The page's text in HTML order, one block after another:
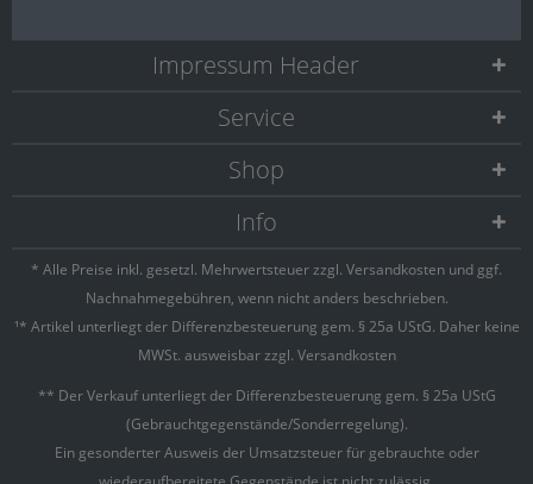
Service
Shop
Info
Impressum Header
* Alle Preise inkl. gesetzl. Mehrwertsteuer zzgl. Versandkosten und ggf.
Nachnahmegebühren, wenn nicht anders beschrieben.
¹* Artikel unterliegt der Differenzbesteuerung gem. § 25a UStG. Daher keine
MWSt. ausweisbar zzgl. Versandkosten
** Der Verkauf unterliegt der Differenzbesteuerung gem. § 25a UStG
(Gebrauchtgegenstände/Sonderregelung).
Ein gesonderter Ausweis der Umsatzsteuer für gebrauchte oder